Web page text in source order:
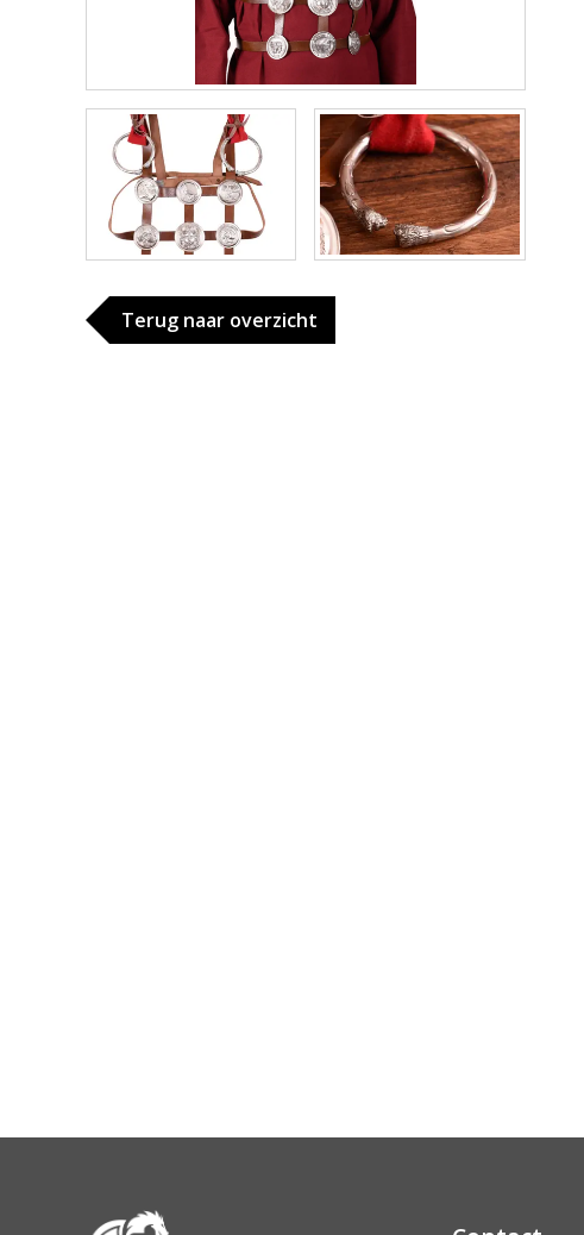
Terug naar overzicht